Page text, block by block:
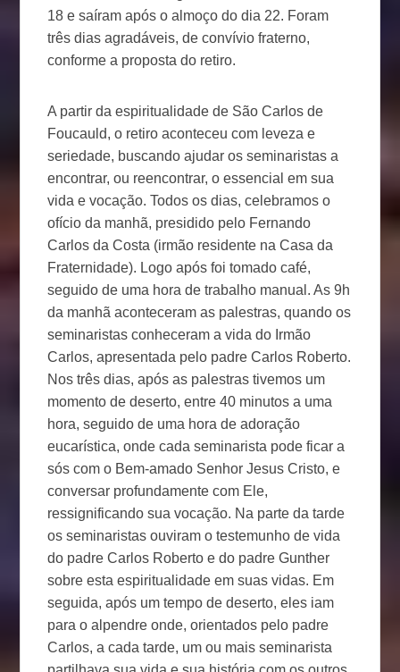
18 e saíram após o almoço do dia 22. Foram
três dias agradáveis, de convívio fraterno,
conforme a proposta do retiro.
A partir da espiritualidade de São Carlos de
Foucauld, o retiro aconteceu com leveza e
seriedade, buscando ajudar os seminaristas a
encontrar, ou reencontrar, o essencial em sua
vida e vocação. Todos os dias, celebramos o
ofício da manhã, presidido pelo Fernando
Carlos da Costa (irmão residente na Casa da
Fraternidade). Logo após foi tomado café,
seguido de uma hora de trabalho manual. As 9h
da manhã aconteceram as palestras, quando os
seminaristas conheceram a vida do Irmão
Carlos, apresentada pelo padre Carlos Roberto.
Nos três dias, após as palestras tivemos um
momento de deserto, entre 40 minutos a uma
hora, seguido de uma hora de adoração
eucarística, onde cada seminarista pode ficar a
sós com o Bem-amado Senhor Jesus Cristo, e
conversar profundamente com Ele,
ressignificando sua vocação. Na parte da tarde
os seminaristas ouviram o testemunho de vida
do padre Carlos Roberto e do padre Gunther
sobre esta espiritualidade em suas vidas. Em
seguida, após um tempo de deserto, eles iam
para o alpendre onde, orientados pelo padre
Carlos, a cada tarde, um ou mais seminarista